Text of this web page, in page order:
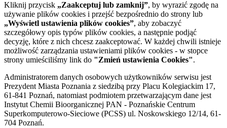
Kliknij przycisk „Zaakceptuj lub zamknij”, by wyrazić zgodę na
używanie plików cookies i przejść bezpośrednio do strony lub
„Wyświetl ustawienia plików cookies”, aby zobaczyć
szczegółowy opis typów plików cookies, a następnie podjąć
decyzję, które z nich chcesz zaakceptować. W każdej chwili istnieje
możliwość zarządzania ustawieniami plików cookies - w stopce
strony umieściliśmy link do "Zmień ustawienia Cookies".
Administratorem danych osobowych użytkowników serwisu jest
Prezydent Miasta Poznania z siedzibą przy Placu Kolegiackim 17,
61-841 Poznań, natomiast podmiotem przetwarzającym dane jest
Instytut Chemii Bioorganicznej PAN - Poznańskie Centrum
Superkomputerowo-Sieciowe (PCSS) ul. Noskowskiego 12/14, 61-
704 Poznań.